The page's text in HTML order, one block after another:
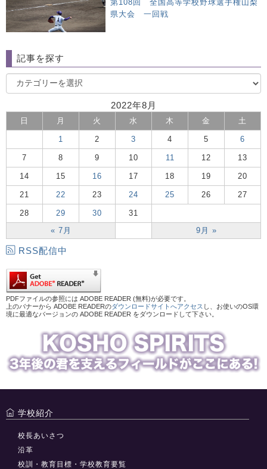
第108回 全国高等学校野球選手権山梨
県大会 一回戦
記事を探す
2022年8月
日 月 火 水 木 金 土
« 7月 9月 »
1 2 3 4 5 6
7 8 9 10 11 12 13
14 15 16 17 18 19 20
21 22 23 24 25 26 27
28 29 30 31
RSS配信中
PDFファイルの参照には ADOBE READER (無料)が必要です。
上のバナーから ADOBE READERのダウンロードサイトへアクセス し、お使いのOS環
境に最適なバージョンの ADOBE READER をダウンロードして下さい。
学校紹介
校長あいさつ
沿革
校訓・教育目標・学校教育要覧